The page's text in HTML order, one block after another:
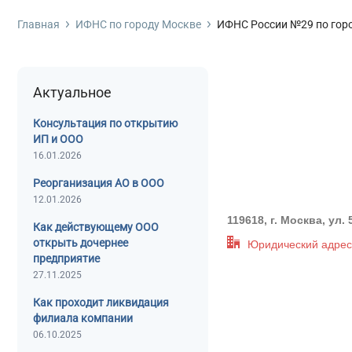
Бухгалтерские услуги
Регистрация фирмы
Открытие юр. лица
Регистрация изменений
Банкротство
С
С
С
С
С
Главная ИФНС по городу Москве ИФНС России №29 по
Актуальное
Консультация по открытию
ИП и ООО
16.01.2026
Реорганизация АО в ООО
12.01.2026
Как действующему ООО
открыть дочернее
предприятие
27.11.2025
Как проходит ликвидация
филиала компании
06.10.2025
119618, г. Москва, ул.
Юридический